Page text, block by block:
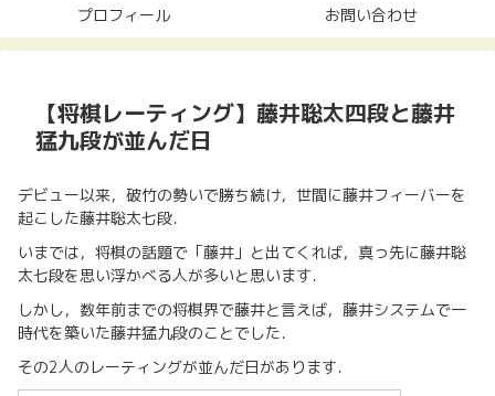
プロフィール お問い合わせ
【将棋レーティング】藤井聡太四段と藤井
猛九段が並んだ日
デビュー以来，破竹の勢いで勝ち続け，世間に藤井フィーバーを
起こした藤井聡太七段．
いまでは，将棋の話題で「藤井」と出てくれば，真っ先に藤井聡
太七段を思い浮かべる人が多いと思います．
しかし，数年前までの将棋界で藤井と言えば，藤井システムで一
時代を築いた藤井猛九段のことでした．
その2人のレーティングが並んだ日があります．